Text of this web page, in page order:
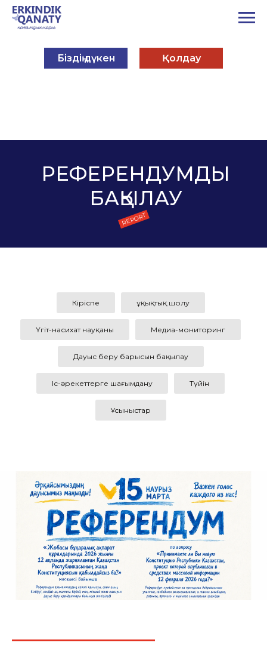
Біздің дүкен Қолдау
РЕФЕРЕНДУМДЫ
БАҚЫЛАУ
REPORT
Кіріспе Құқықтық шолу
Үгіт-насихат науқаны Медиа-мониторинг
Дауыс беру барысын бақылау
Іс-әрекеттерге шағымдану Түйін
Ұсыныстар